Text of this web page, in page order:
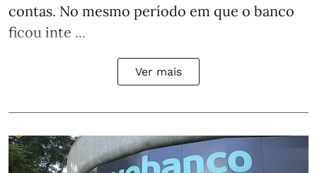
contas. No mesmo período em que o banco
ficou inte ...
Ver mais